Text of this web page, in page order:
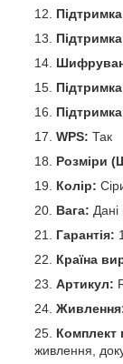
WPS: Так
Розміри
Колір:
Вага: Дані
Гарантія:
Країна
Артикул:
Комплект
живлення,